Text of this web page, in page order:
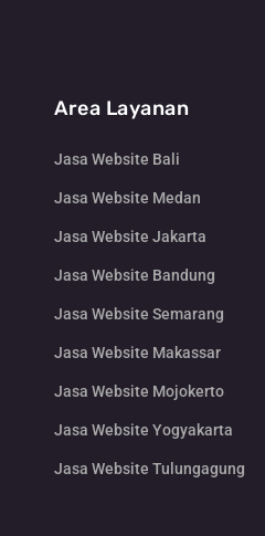
Area Layanan
Jasa Website Bali
Jasa Website Medan
Jasa Website Jakarta
Jasa Website Bandung
Jasa Website Semarang
Jasa Website Makassar
Jasa Website Mojokerto
Jasa Website Yogyakarta
Jasa Website Tulungagung